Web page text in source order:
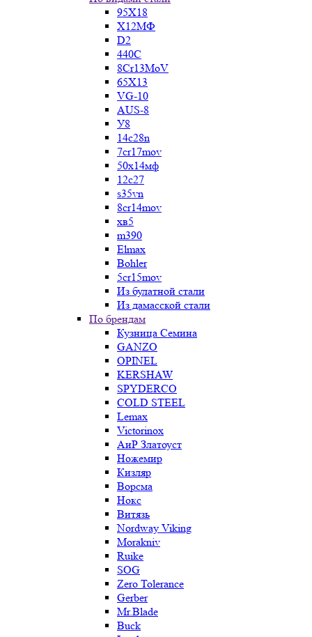
95Х18
Х12МФ
D2
440C
8Cr13MoV
65Х13
VG-10
AUS-8
У8
14c28n
7cr17mov
50х14мф
12c27
s35vn
8cr14mov
хв5
m390
Elmax
Bohler
5cr15mov
Из булатной стали
Из дамасской стали
По брендам
Кузница Семина
GANZO
OPINEL
KERSHAW
SPYDERCO
COLD STEEL
Lemax
Victorinox
АиР Златоуст
Ножемир
Кизляр
Ворсма
Нокс
Витязь
Nordway Viking
Morakniv
Ruike
SOG
Zero Tolerance
Gerber
Mr.Blade
Buck